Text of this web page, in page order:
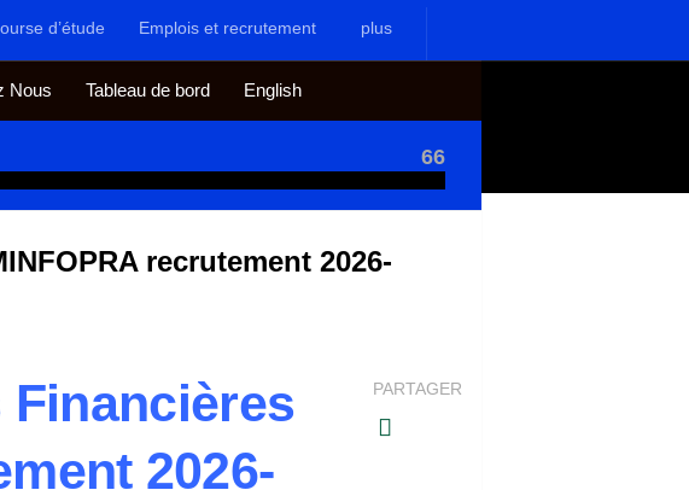
d’étude Emplois et recrutement plus
Nous Tableau de bord English
66
recrutement 2026-
2026-
PARTAGER